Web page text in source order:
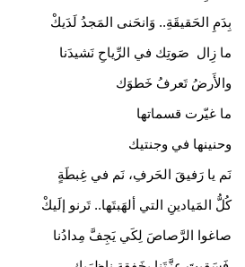
بِدَمِ الحَقيقَةِ.. وَانحَنى المَجدُ لَدَيكْ
ما زِال صَوتِك في الرِّياحِ نَشيدَنا
والأَرضُ تَعرفُ خَطوَك
ما غيّرت قسماتها
وحنينها في وجنتيك
​نَم يا رَفيقَ الحَرفِ، نَم في غِبطَةٍ
كُلُّ المَيادينِ التي ألهَبتَها.. تَرنو إلَيكْ
صاغوا الرَّصاصَ لِكَي يَجِفَّ مِدادُنا